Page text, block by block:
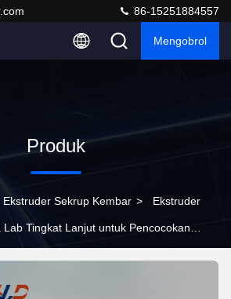
86-15251884557
Mengobrol
Produk
Ekstruder Sekrup Kembar > Ekstruder
Tingkat Lanjut untuk Pencocokan